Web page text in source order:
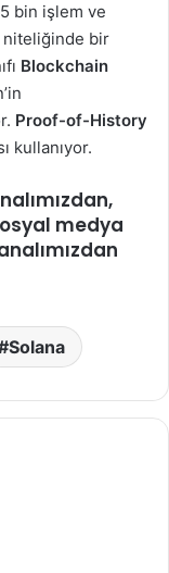
bin işlem ve
bir
Blockchain
Proof-of-History
kullanıyor.
medya
Solana